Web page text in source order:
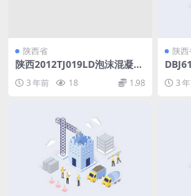
陕西省
陕西2012TJ019LD泡沫混凝土
保温板外保温系统图集.pdf
3 年前 18 1.98
陕西
小
说明
3